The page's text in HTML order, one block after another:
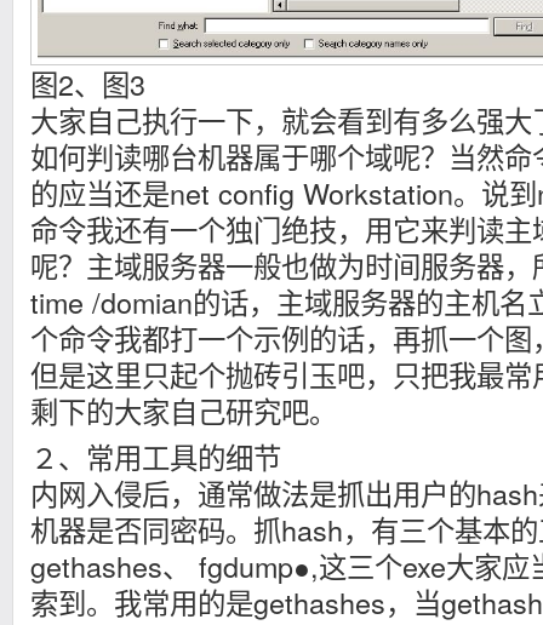
图2、图3
大家自己执行一下，就会看到有多么强
如何判读哪台机器属于哪个域呢？当然
的应当还是net config Workstation。说
命令我还有一个独门绝技，用它来判读
呢？主域服务器一般也做为时间服务器
time /domian的话，主域服务器的主机名
个命令我都打一个示例的话，再抓一个
但是这里只起个抛砖引玉吧，只把我最
剩下的大家自己研究吧。
２、常用工具的细节
内网入侵后，通常做法是抓出用户的
机器是否同密码。抓hash，有三个基本
gethashes、 fgdump●,这三个exe大家应
索到。我常用的是gethashes，当